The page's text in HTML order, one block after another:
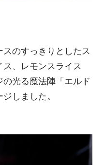
のすっきりとしたス
、レモンスライス
光る魔法陣「エルド
しました。